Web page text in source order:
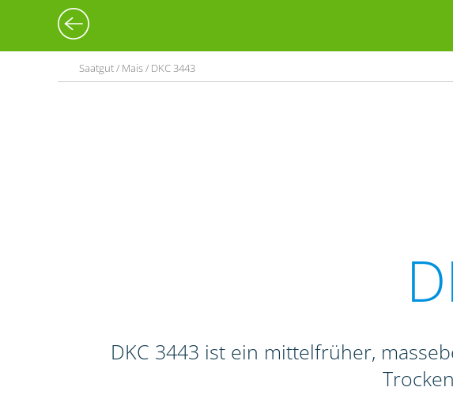
Saatgut / Mais / DKC 3443
DKC 3443 ist ein mittelfrüher,